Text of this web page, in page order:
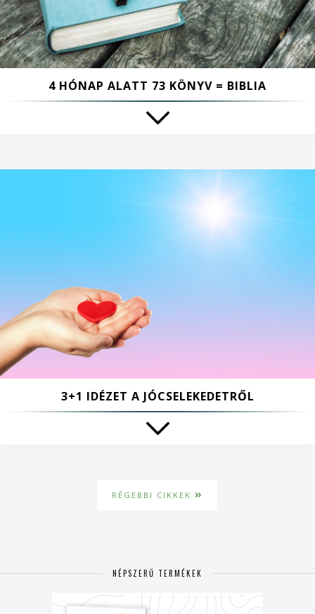
4 HÓNAP ALATT 73 KÖNYV = BIBLIA
3+1 IDÉZET A JÓCSELEKEDETRŐL
RÉGEBBI CIKKEK
NÉPSZERŰ TERMÉKEK